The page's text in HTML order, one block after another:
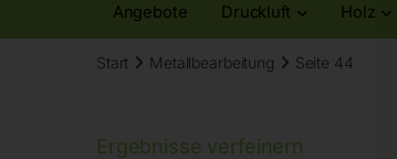
Angebote Druckluft Holz
Start Metallbearbeitung Seite 44